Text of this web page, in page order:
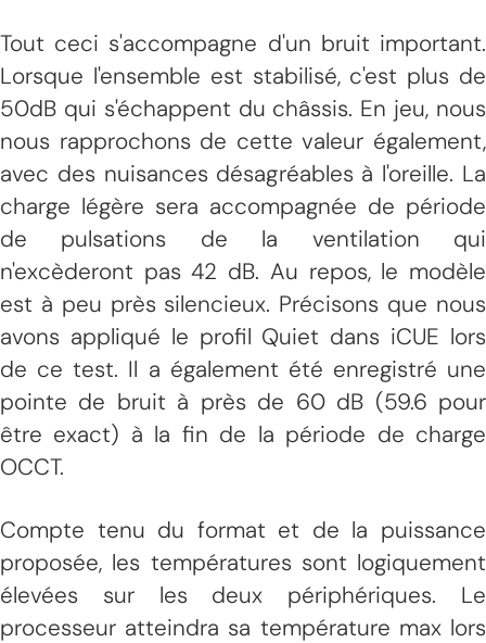
Tout ceci s'accompagne d'un bruit important.
Lorsque l'ensemble est stabilisé, c'est plus de
50dB qui s'échappent du châssis. En jeu, nous
nous rapprochons de cette valeur également,
avec des nuisances désagréables à l'oreille. La
charge légère sera accompagnée de période
de pulsations de la ventilation qui
n'excèderont pas 42 dB. Au repos, le modèle
est à peu près silencieux. Précisons que nous
avons appliqué le profil Quiet dans iCUE lors
de ce test. Il a également été enregistré une
pointe de bruit à près de 60 dB (59.6 pour
être exact) à la fin de la période de charge
OCCT.
Compte tenu du format et de la puissance
proposée, les températures sont logiquement
élevées sur les deux périphériques. Le
processeur atteindra sa température max lors